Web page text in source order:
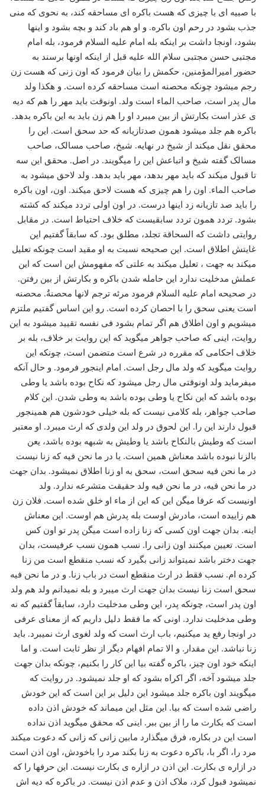
با صبیه ای با چیزی که هست باکره ای مساحقه کند، به نحوی که منی
جذب بشود در رحم اون باکره. و او هم باد کند و بچه بشود و اینها
بشود، اونجا داشت بر اینکه بله امام علیه السلام فرمود، بله امام
مجتبی حسن مجتبی سلام الله علیه قبل از اینکه اونها برسند به
حضور امیرالمؤمنین، حکمش را بیان فرمود که اون زنی که هست زن
رجم میشود چونکه محصنه است مساحقه کرده است. و هکذا ولد
مال پدر است، صاحب الماء است ولد. اونوقت باید مهر را هم که دیه
ی عذر است بکارتش از بین میبرد او را هم زن باید به این باکره بدهد.
باکره هم جلد میشود همون صدتازیانه که حد سحق است. این را
محقق نقل میکند از شیخ در نهایه. شیخ، صاحب مسالک، صاحب
مسالک گفته شیخ و اتباعش این را میگویند. در اصل. محقق این سه
تا قبول میکند که باید مهر بدهد، مهر باید بدهد. ولد لاحق میشود به
صاحب الماء. اون را هم چیزی که هست لاحق میکند. اون، اون باکره
را باید صد تازیانه زد اینها درست. در اون اولی تردد میکند که کشته
بشود. تردد همون تردد سابقیست که خلاف احتیاط است. در مقابل
روایتی داشت که السحاقة تجلد، مطلق بود. که سابقاً گفتیم این
غایتش اطلاق است. این صحیحه نسبت به او مقید است چونکه تعلیل
میکند به جهت ، تعلیل میکند به علتی که مفهومش این است که این
عملش مدخلیت ندارد این حامله شدن باکره و بکارتش از بین رفتن.
در صحیحه امام علیه السلام فرمود مرئه ترجم لانها محصنةٌ. محصنه
است یعنی سحق را با احصان کرده است. رو این اساس گفتیم ملتزم
میشویم و اون اطلاق هم اگر تمام بشود فی نفسه تقیید میشود به این
روایت، اینی که صاحب جواهر میگوید که این روایت بر خلاف، بله بر
خلاف احکامی که مقرره در شرع است متضمن است، چونکه این
روایت میگوید که ولد مال رجل است. امام اینجور فرمود. و حال آنکه
میفرماید ولد اونوقتی مال رجل میشود که نکاح بوده باشد یا وطی
بوده باشد که این نکاح یا وطی بوده باشد به وطی شدن. این کلام
صاحب جواهر، بله کلامی نیست که بله خیلی خودشون هم همینجور
قبول دارند این را. این لحوق در ولد این ولدی که ارث میبرد. او معتبر
است که وطیش بالنکاح باشد یا وطیش به شبهه بوده باشد، یعن
بالزنا نبوده باشد معناش همین است. یا در ما نحن فیه که زنا نیست
در ما نحن فیه سحق است، سحق به او زنا اطلاق نمیشود. بدان جهت
در ما نحن فیه، در ما نحن فیه ولد حقیقت متشرعه ندارد. ولد
اونیست که عرفا میگن این که این از ماء او خلق شده است. فلان زن
هم زاییده است، مادرش اوست بله پدرش هم اوست. این معناش
اینه. بدان جهت اون کسی که زنا زاده است میگن پدر تو اون کس
است. تعیین میکنند اون زانی را. نسب همون نسب عرفیست، بدان
جهت دختر باشد نمیتواند زانی بگیرد که نسب منقطع است من زنا
کرده ام. نسب فقط در ارث منقطع است در باب زنا. و در ما نحن فیه
سحق است زنا نیست بدان جهت ارث میبرد و بله نمیدانم ولد هم ولد
اون پدر است، چونکه پدر، این وطی مدخلیت دارد، سابقاً گفتیم که نه
وطی مدخلیت ندارد. اونی که ما فقط دلیل داریم که از معنای عرفی
در اونجا رفع ید میکنیم، باب ارث است که ولد لغوی ارث نمیبرد. باید
زنا نباشد. این مقدار. و الا تمام افهام دیگر از نظر ثابت است. و اما
اینکه خود اون چیز، باکره گفته بیا این کار را بکنیم، چونکه بدان جهت
جلد میشود آخه، اگر اکراه بشود که او جلد نمیشود. در روایت که
میگویند اون باکره جلد میشود این دلیل بر این است که این خودش
راضی شده است که بیا. این مثل این میماند که خودش اذن داده
است که بکارت ما را از بین ببر. اینی که محقق میگوید اذن نداده
است این در بکاره، فرق میگذارد مابین زانی که زانی که دعوت میکند
مرد را، اگر با، باکره دعوت به زنا بکند مرد را باخودش، اون اذن است
در ازاره ی بکارت. این اذن در ازاره ی بکارت نیست. این حرفها را که
نمیشود قبول کرد، ملاک اذن و عدم اذن نیست. در باکره که دیه اش